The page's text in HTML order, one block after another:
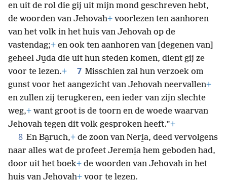
en uit de rol die gij uit mijn mond geschreven hebt,
de woorden van Jehovah+ voorlezen ten aanhoren
van het volk in het huis van Jehovah op de
vastendag;+ en ook ten aanhoren van [degenen van]
geheel Ju̱da die uit hun steden komen, dient gij ze
voor te lezen.+ 7 Misschien zal hun verzoek om
gunst voor het aangezicht van Jehovah neervallen+
en zullen zij terugkeren, een ieder van zijn slechte
weg,+ want groot is de toorn en de woede waarvan
Jehovah tegen dit volk gesproken heeft.”+
8 En Ba̱ruch,+ de zoon van Neri̱a, deed vervolgens
naar alles wat de profeet Jeremi̱a hem geboden had,
door uit het boek+ de woorden van Jehovah in het
huis van Jehovah+ voor te lezen.